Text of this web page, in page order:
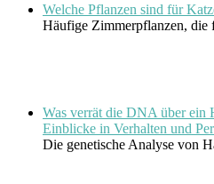
Welche Pflanzen sind für
Häufige Zimmerpflanzen, die
Was verrät die DNA über ein
Einblicke in Verhalten und
Die genetische Analyse von